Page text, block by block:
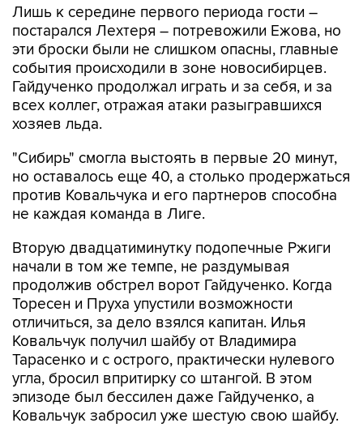
Лишь к середине первого периода гости –
постарался Лехтеря – потревожили Ежова, но
эти броски были не слишком опасны, главные
события происходили в зоне новосибирцев.
Гайдученко продолжал играть и за себя, и за
всех коллег, отражая атаки разыгравшихся
хозяев льда.
"Сибирь" смогла выстоять в первые 20 минут,
но оставалось еще 40, а столько продержаться
против Ковальчука и его партнеров способна
не каждая команда в Лиге.
Вторую двадцатиминутку подопечные Ржиги
начали в том же темпе, не раздумывая
продолжив обстрел ворот Гайдученко. Когда
Торесен и Пруха упустили возможности
отличиться, за дело взялся капитан. Илья
Ковальчук получил шайбу от Владимира
Тарасенко и с острого, практически нулевого
угла, бросил впритирку со штангой. В этом
эпизоде был бессилен даже Гайдученко, а
Ковальчук забросил уже шестую свою шайбу.